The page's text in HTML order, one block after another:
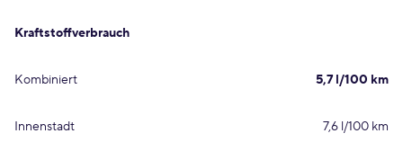
Kraftstoffverbrauch
Kombiniert 5,7 l/100 km
Innenstadt 7,6 l/100 km